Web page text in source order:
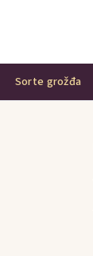
Sorte grožđa